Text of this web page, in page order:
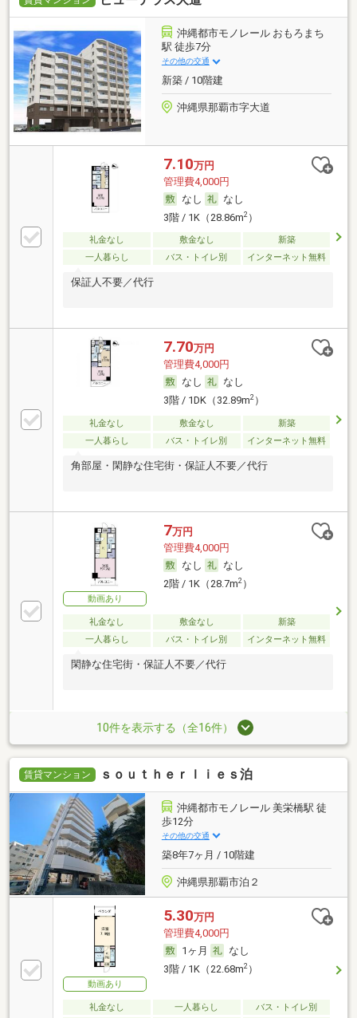
沖縄都市モノレール おもろまち
駅 徒歩7分
その他の交通
新築 / 10階建
沖縄県那覇市字大道
7.10万円
管理費4,000円
なし
なし
3階 / 1K（28.86m2）
礼金なし 敷金なし
新築
一人暮らし
バス・トイレ別 インターネット無料
保証人不要／代行
7.70万円
管理費4,000円
なし
なし
3階 / 1DK（32.89m2）
礼金なし 敷金なし
新築
一人暮らし
バス・トイレ別 インターネット無料
角部屋・閑静な住宅街・保証人不要／代行
動画あり
7万円
管理費4,000円
なし
なし
2階 / 1K（28.7m2）
礼金なし 敷金なし
新築
一人暮らし
バス・トイレ別 インターネット無料
閑静な住宅街・保証人不要／代行
10件を表示する（全16件）
賃貸マンション ｓｏｕｔｈｅｒｌｉｅｓ泊
沖縄都市モノレール 美栄橋駅 徒
歩12分
その他の交通
築8年7ヶ月 / 10階建
沖縄県那覇市泊２
動画あり
5.30万円
管理費4,000円
1ヶ月
なし
3階 / 1K（22.68m2）
礼金なし 一人暮らし
バス・トイレ別